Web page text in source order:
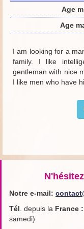
Age
Age
I am looking for a
family. I like
gentleman with nice
I like men who have
Notre e-mail:
Tél . depuis la France :
samedi)